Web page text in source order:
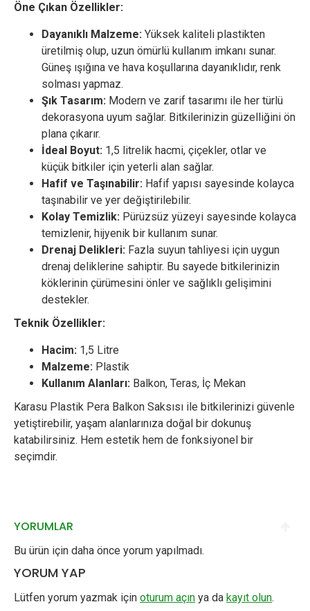
Öne Çıkan Özellikler:
Dayanıklı Malzeme: Yüksek kaliteli plastikten
üretilmiş olup, uzun ömürlü kullanım imkanı sunar.
Güneş ışığına ve hava koşullarına dayanıklıdır, renk
solması yapmaz.
Şık Tasarım: Modern ve zarif tasarımı ile her türlü
dekorasyona uyum sağlar. Bitkilerinizin güzelliğini ön
plana çıkarır.
İdeal Boyut: 1,5 litrelik hacmi, çiçekler, otlar ve
küçük bitkiler için yeterli alan sağlar.
Hafif ve Taşınabilir: Hafif yapısı sayesinde kolayca
taşınabilir ve yer değiştirilebilir.
Kolay Temizlik: Pürüzsüz yüzeyi sayesinde kolayca
temizlenir, hijyenik bir kullanım sunar.
Drenaj Delikleri: Fazla suyun tahliyesi için uygun
drenaj deliklerine sahiptir. Bu sayede bitkilerinizin
köklerinin çürümesini önler ve sağlıklı gelişimini
destekler.
Teknik Özellikler:
Hacim: 1,5 Litre
Malzeme: Plastik
Kullanım Alanları: Balkon, Teras, İç Mekan
Karasu Plastik Pera Balkon Saksısı ile bitkilerinizi güvenle
yetiştirebilir, yaşam alanlarınıza doğal bir dokunuş
katabilirsiniz. Hem estetik hem de fonksiyonel bir
seçimdir.
YORUMLAR
Bu ürün için daha önce yorum yapılmadı.
YORUM YAP
Lütfen yorum yazmak için oturum açın ya da kayıt olun.